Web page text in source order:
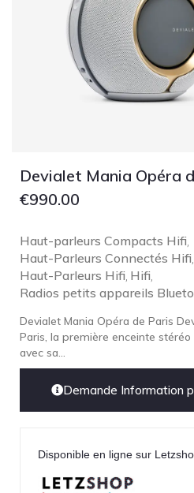
Devialet Mania Opéra
€990.00
Haut-parleurs Compacts Hifi,
Haut-Parleurs Connectés Hifi,
Haut-Parleurs Hifi, Hifi,
Radios petits appareils
Devialet Mania Opéra de Paris
Paris, la première enceinte
avec sa...
Demande Information
Disponible en ligne sur